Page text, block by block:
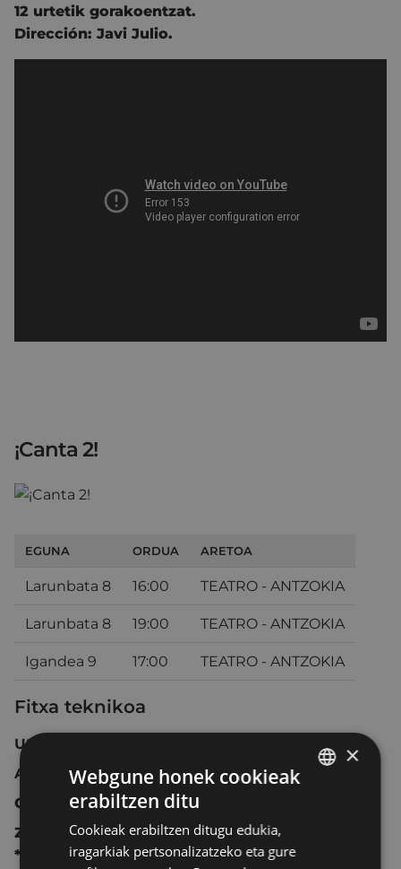
12 urtetik gorakoentzat.
Dirección: Javi Julio.
¡Canta 2!
EGUNA ORDUA ARETOA
Larunbata 8 16:00 TEATRO - ANTZOKIA
Larunbata 8 19:00 TEATRO - ANTZOKIA
Igandea 9 17:00 TEATRO - ANTZOKIA
Fitxa teknikoa
USA 2021 110 min.
Animazioa.
Guztientzat.
Zuzendaritza:Garth Jennings.
* Sustapen-saioak larunbatean 16:00etan eta
×
Webgune honek cookieak
erabiltzen ditu
Cookieak erabiltzen ditugu edukia,
iragarkiak pertsonalizatzeko eta gure